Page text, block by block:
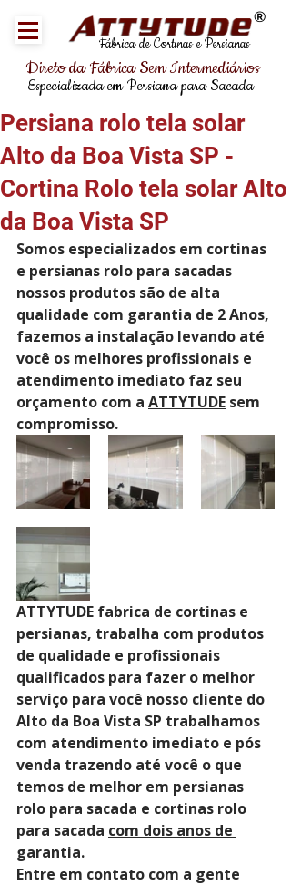
Fábrica de Cortinas e Persianas
®
Direto da Fábrica Sem Intermediários
Especializada em Persiana para Sacada
Persiana rolo tela solar
Alto da Boa Vista SP -
Cortina Rolo tela solar Alto
da Boa Vista SP
Somos especializados em cortinas
e persianas rolo para sacadas
nossos produtos são de alta
qualidade com garantia de 2 Anos,
fazemos a instalação levando até
você os melhores profissionais e
atendimento imediato faz seu
orçamento com a ATTYTUDE sem
compromisso.
ATTYTUDE fabrica de cortinas e
persianas, trabalha com produtos
de qualidade e profissionais
qualificados para fazer o melhor
serviço para você nosso cliente do
Alto da Boa Vista SP trabalhamos
com atendimento imediato e pós
venda trazendo até você o que
temos de melhor em persianas
rolo para sacada e cortinas rolo
para sacada com dois anos de
garantia.
Entre em contato com a gente